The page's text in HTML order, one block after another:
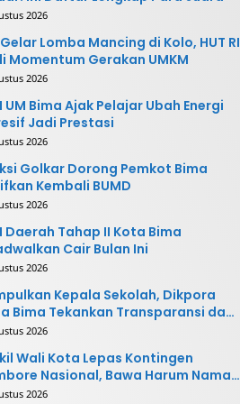
2026
Lomba Mancing di Kolo, HUT RI
Momentum Gerakan UMKM
2026
UM Bima Ajak Pelajar Ubah Energi
Jadi Prestasi
2026
Golkar Dorong Pemkot Bima
Kembali BUMD
2026
Daerah Tahap II Kota Bima
Cair Bulan Ini
2026
Kepala Sekolah, Dikpora
Bima Tekankan Transparansi dan
2026
Wali Kota Lepas Kontingen
Nasional, Bawa Harum Nama
Bima
2026